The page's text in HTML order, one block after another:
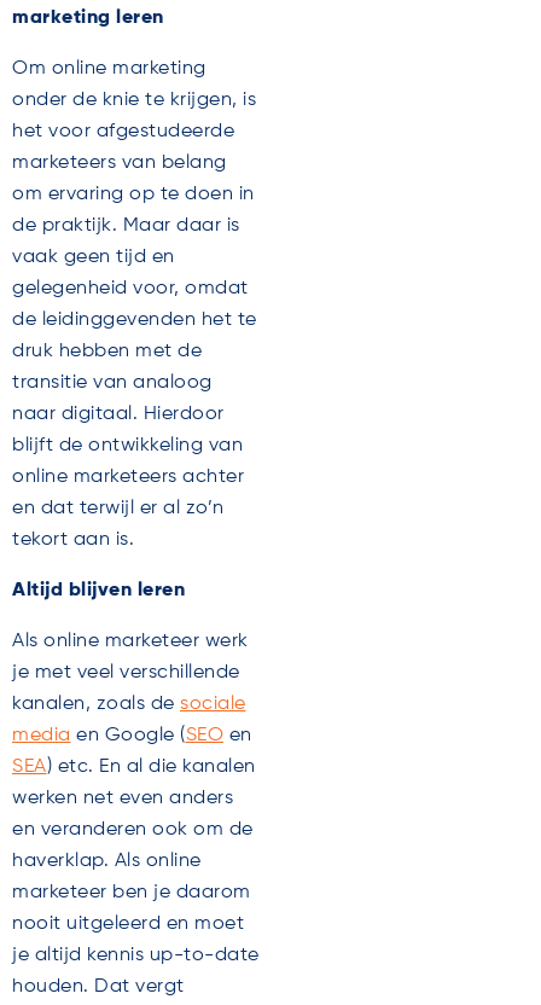
marketing leren
Om online marketing
onder de knie te krijgen, is
het voor afgestudeerde
marketeers van belang
om ervaring op te doen in
de praktijk. Maar daar is
vaak geen tijd en
gelegenheid voor, omdat
de leidinggevenden het te
druk hebben met de
transitie van analoog
naar digitaal. Hierdoor
blijft de ontwikkeling van
online marketeers achter
en dat terwijl er al zo’n
tekort aan is.
Altijd blijven leren
Als online marketeer werk
je met veel verschillende
kanalen, zoals de sociale
media en Google (SEO en
SEA) etc. En al die kanalen
werken net even anders
en veranderen ook om de
haverklap. Als online
marketeer ben je daarom
nooit uitgeleerd en moet
je altijd kennis up-to-date
houden. Dat vergt